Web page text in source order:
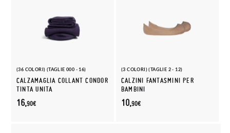
(36 COLORI) (TAGLIE 000 - 16)
CALZAMAGLIA COLLANT CONDOR
TINTA UNITA
16,90€
(3 COLORI) (TAGLIE 2 - 12)
CALZINI FANTASMINI PER
BAMBINI
10,90€